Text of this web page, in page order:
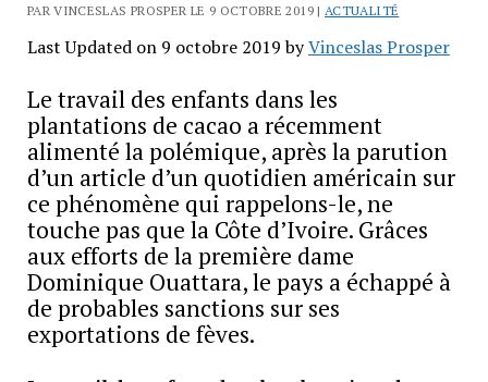
PAR VINCESLAS PROSPER LE 9 OCTOBRE 2019 | ACTUALITÉ
Last Updated on 9 octobre 2019 byVinceslas Prosper
Le travail des enfants dans les
plantations de cacao a récemment
alimenté la polémique, après la parution
d’un article d’un quotidien américain sur
ce phénomène qui rappelons-le, ne
touche pas que la Côte d’Ivoire. Grâces
aux efforts de la première dame
Dominique Ouattara, le pays a échappé à
de probables sanctions sur ses
exportations de fèves.